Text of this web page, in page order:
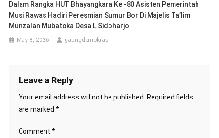
Dalam Rangka HUT Bhayangkara Ke -80 Asisten Pemerintah
Musi Rawas Hadiri Peresmian Sumur Bor Di Majelis Ta’lim
Munzalan Mubatoka Desa L Sidoharjo
May 8, 2026 gaungdemokrasi
Leave a Reply
Your email address will not be published. Required fields
are marked *
Comment *